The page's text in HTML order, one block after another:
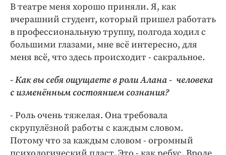
В театре меня хорошо приняли. Я, как
вчерашний студент, который пришел работать
в профессиональную труппу, полгода ходил с
большими глазами, мне всё интересно, для
меня всё, что здесь происходит - сакральное.
- Как вы себя ощущаете в роли Алана - человека
с изменённым состоянием сознания?
- Роль очень тяжелая. Она требовала
скрупулёзной работы с каждым словом.
Потому что за каждым словом - огромный